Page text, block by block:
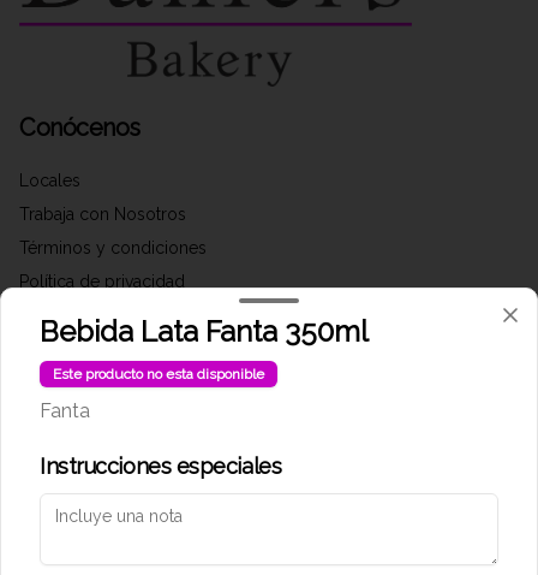
Conócenos
Locales
Trabaja con Nosotros
Términos y condiciones
Política de privacidad
Redes sociales
Instagram
Facebook
Mi cuenta
Iniciar sesión
Bebida Lata Fanta 350ml
Este producto no esta disponible
Fanta
Instrucciones especiales